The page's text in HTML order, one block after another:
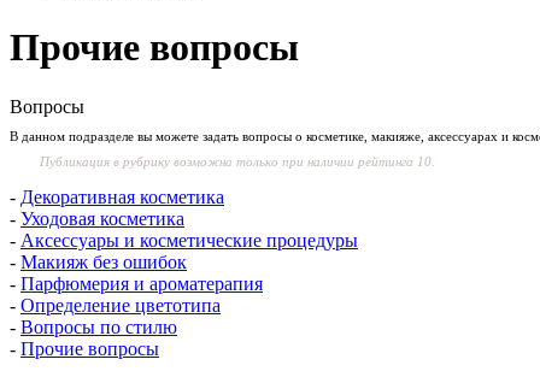
Прочие вопросы
Вопросы
В данном подразделе вы можете задать вопросы о косметике, макияже, аксессуарах и
Публикация в рубрику возможна только при наличии рейтинга 10.
- Декоративная косметика
- Уходовая косметика
- Аксессуары и косметические процедуры
- Макияж без ошибок
- Парфюмерия и ароматерапия
- Определение цветотипа
- Вопросы по стилю
- Прочие вопросы